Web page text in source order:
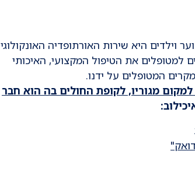
וילדים היא שירות האורתופדיה האונקולוגי
למטופלים את הטיפול המקצועי, האיכותי
המטופלים על ידנו.
מגוריו, לקופת החולים בה הוא חבר